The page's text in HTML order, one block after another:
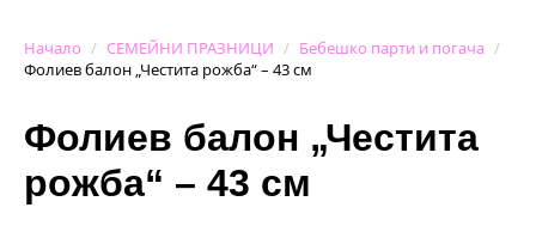
Начало СЕМЕЙНИ ПРАЗНИЦИ
Бебешко парти и погача
Фолиев балон „Честита рожба“ – 43 см
Фолиев балон „Честита
рожба“ – 43 см